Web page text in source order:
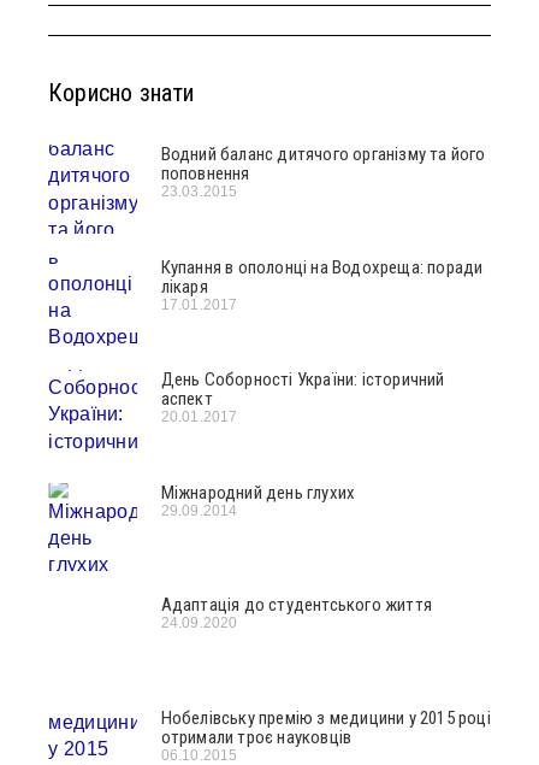
Корисно знати
Водний баланс дитячого організму та його
поповнення
23.03.2015
Купання в ополонці на Водохреща: поради
лікаря
17.01.2017
День Соборності України: історичний
аспект
20.01.2017
Міжнародний день глухих
29.09.2014
Адаптація до студентського життя
24.09.2020
Нобелівську премію з медицини у 2015 році
отримали троє науковців
06.10.2015